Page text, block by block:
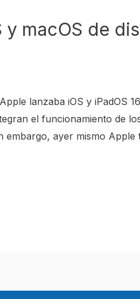
y macOS de
lanzaba iOS y iPadOS
el funcionamiento de
embargo, ayer mismo